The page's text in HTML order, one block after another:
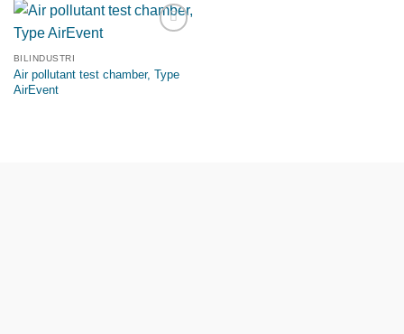
BILINDUSTRI
Air pollutant test chamber, Type
AirEvent